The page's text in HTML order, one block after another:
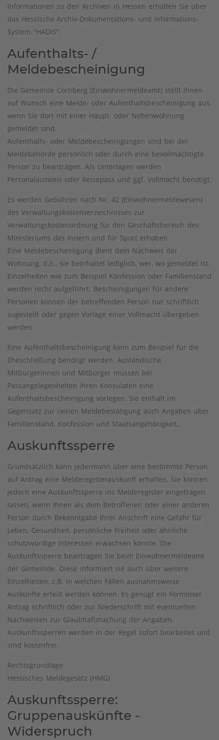
Informationen zu den Archiven in Hessen erhalten Sie über
das Hessische Archiv-Dokumentations- und Informations-
System "HADIS".
Aufenthalts- /
Meldebescheinigung
Die Gemeinde Cornberg (Einwohnermeldeamt) stellt Ihnen
auf Wunsch eine Melde- oder Aufenthaltsbescheinigung aus,
wenn Sie dort mit einer Haupt- oder Nebenwohnung
gemeldet sind.
Aufenthalts- oder Meldebescheinigungen sind bei der
Meldebehörde persönlich oder durch eine bevollmächtigte
Person zu beantragen. Als Unterlagen werden
Personalausweis oder Reisepass und ggf. Vollmacht benötigt.
Es werden Gebühren nach Nr. 42 (Einwohnermeldewesen)
des Verwaltungskostenverzeichnisses zur
Verwaltungskostenordnung für den Geschäftsbereich des
Ministeriums des Innern und für Sport erhoben.
Eine Meldebescheinigung dient dem Nachweis der
Wohnung, d.h., sie beinhaltet lediglich, wer, wo gemeldet ist.
Einzelheiten wie zum Beispiel Konfession oder Familienstand
werden nicht aufgeführt. Bescheinigungen für andere
Personen können der betreffenden Person nur schriftlich
zugestellt oder gegen Vorlage einer Vollmacht übergeben
werden.
Eine Aufenthaltsbescheinigung kann zum Beispiel für die
Eheschließung benötigt werden. Ausländische
Mitbürgerinnen und Mitbürger müssen bei
Passangelegenheiten ihren Konsulaten eine
Aufenthaltsbescheinigung vorlegen. Sie enthält im
Gegensatz zur reinen Meldebestätigung auch Angaben über
Familienstand, Konfession und Staatsangehörigkeit.
Auskunftssperre
Grundsätzlich kann jedermann über eine bestimmte Person
auf Antrag eine Melderegisterauskunft erhalten. Sie können
jedoch eine Auskunftssperre ins Melderegister eingetragen
lassen, wenn Ihnen als dem Betroffenen oder einer anderen
Person durch Bekanntgabe Ihrer Anschrift eine Gefahr für
Leben, Gesundheit, persönliche Freiheit oder ähnliche
schutzwürdige Interessen erwachsen könnte. Die
Auskunftssperre beantragen Sie beim Einwohnermeldeamt
der Gemeinde. Diese informiert sie auch über weitere
Einzelheiten, z.B. in welchen Fällen ausnahmsweise
Auskünfte erteilt werden können. Es genügt ein Formloser
Antrag schriftlich oder zur Niederschrift mit eventuellen
Nachweisen zur Glaubhaftmachung der Angaben.
Auskunftssperren werden in der Regel sofort bearbeitet und
sind kostenfrei.
Rechtsgrundlage
Hessisches Meldegesetz (HMG)
Auskunftssperre:
Gruppenauskünfte -
Widerspruch